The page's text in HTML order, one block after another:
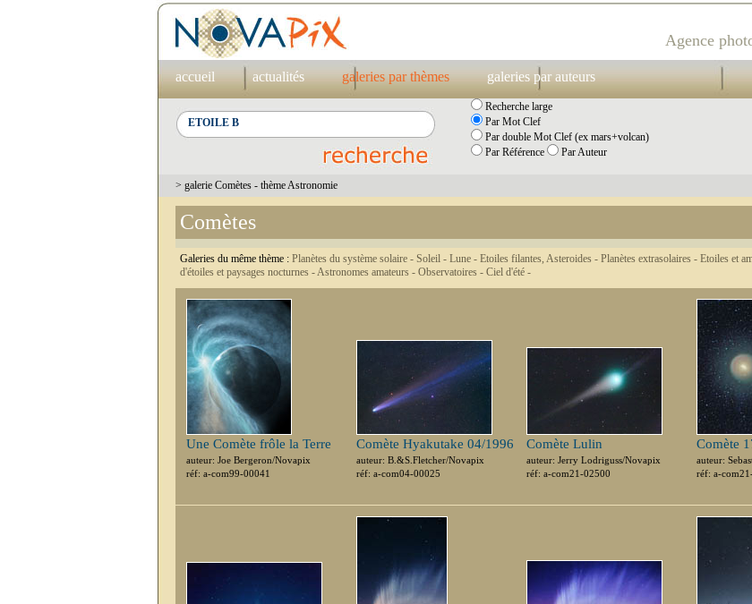
Agence
accueil actualités galeries par thèmes galeries par auteurs
Recherche large
Par Mot Clef
Par double Mot Clef (ex mars+volcan)
Par Référence
Par Auteur
> galerie Comètes - thème Astronomie
Comètes
Galeries du même thème : Planètes du système solaire - Soleil - Lune - Etoiles filantes, Asteroides - Planètes extrasolaires - Etoiles et
d'étoiles et paysages nocturnes -Astronomes amateurs - Observatoires - Ciel d'été -
Une Comète frôle la Terre
auteur: Joe Bergeron/Novapix
réf: a-com99-00041
Comète Hyakutake 04/1996
auteur: B.&S.Fletcher/Novapix
réf: a-com04-00025
Comète Lulin
auteur: Jerry Lodriguss/Novapix
réf: a-com21-02500
Comète
auteur:
réf: a-